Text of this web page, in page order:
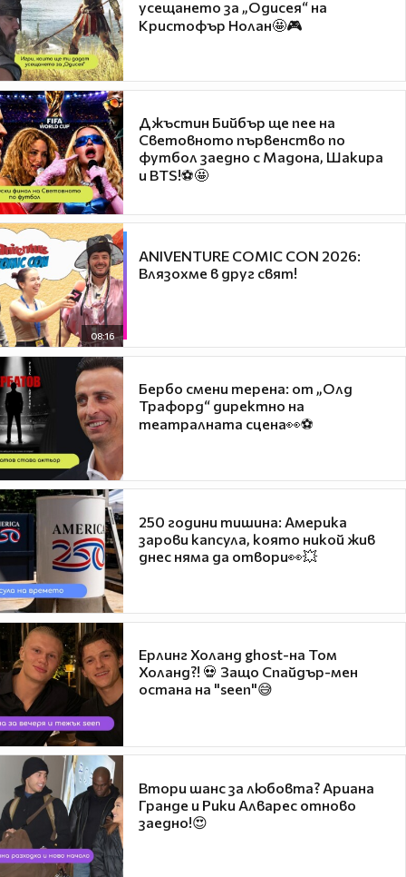
усещането за „Одисея“ на
Кристофър Нолан🤩🎮
Джъстин Бийбър ще пее на
Световното първенство по
футбол заедно с Мадона, Шакира
и BTS!⚽🤩
08:16
ANIVENTURE COMIC CON 2026:
Влязохме в друг свят!
Бербо смени терена: от „Олд
Трафорд“ директно на
театралната сцена👀⚽
250 години тишина: Америка
зарови капсула, която никой жив
днес няма да отвори👀💥
Ерлинг Холанд ghost-на Том
Холанд?! 💀 Защо Спайдър-мен
остана на "seen"😅
Втори шанс за любовта? Ариана
Гранде и Рики Алварес отново
заедно!😍